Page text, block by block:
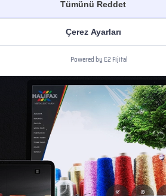
Tümünü Reddet
Çerez Ayarları
Powered by E2 Fijital